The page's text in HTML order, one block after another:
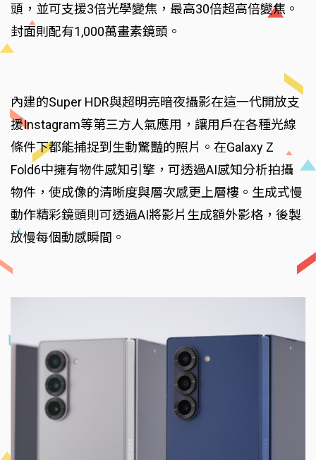
頭，並可支援3倍光學變焦，最高30倍超高倍變焦。
封面則配有1,000萬畫素鏡頭。
內建的Super HDR與超明亮暗夜攝影在這一代開放支
援Instagram等第三方人氣應用，讓用戶在各種光線
條件下都能捕捉到生動驚豔的照片。在Galaxy Z
Fold6中擁有物件感知引擎，可透過AI感知分析拍攝
物件，使成像的清晰度與層次感更上層樓。生成式慢
動作精彩鏡頭則可透過AI將影片生成額外影格，後製
放慢每個動感瞬間。